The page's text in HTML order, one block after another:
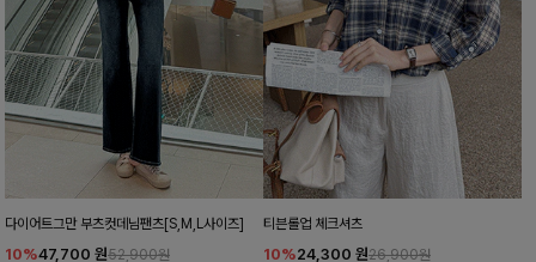
다이어트그만 부츠컷데님팬츠[S,M,L사이즈]
10%47,700 원52,900원
티븐롤업 체크셔츠
10%24,300 원26,900원